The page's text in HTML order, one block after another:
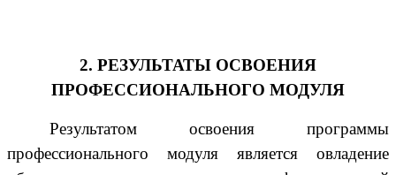
2. РЕЗУЛЬТАТЫ ОСВОЕНИЯ
ПРОФЕССИОНАЛЬНОГО МОДУЛЯ
Результатом освоения программы
профессионального модуля является овладение